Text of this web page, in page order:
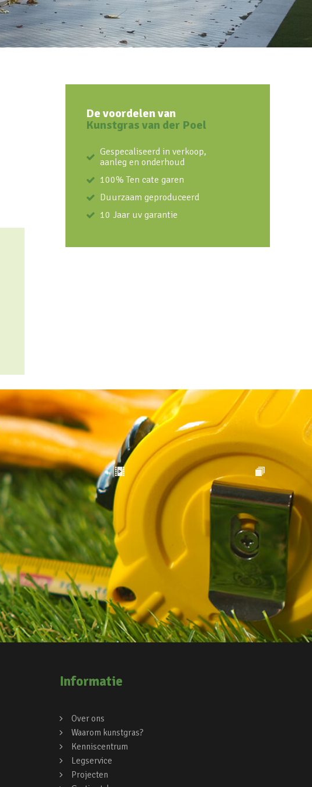
De voordelen van
Kunstgras van der Poel
Gespecaliseerd in verkoop,
aanleg en onderhoud
100% Ten cate garen
Duurzaam geproduceerd
10 Jaar uv garantie
Informatie
Over ons
Waarom kunstgras?
Kenniscentrum
Legservice
Projecten